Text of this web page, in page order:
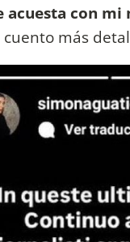
acuesta con
cuento más